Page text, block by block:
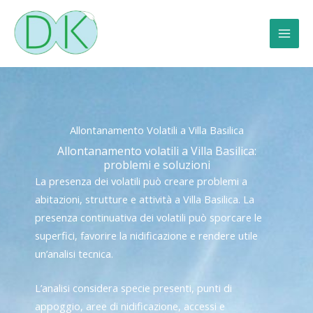
contenuto
Allontanamento Volatili a Villa Basilica
Allontanamento volatili a Villa Basilica:
problemi e soluzioni
La presenza dei volatili può creare problemi a
abitazioni, strutture e attività a Villa Basilica. La
presenza continuativa dei volatili può sporcare le
superfici, favorire la nidificazione e rendere utile
un’analisi tecnica.
L’analisi considera specie presenti, punti di
appoggio, aree di nidificazione, accessi e